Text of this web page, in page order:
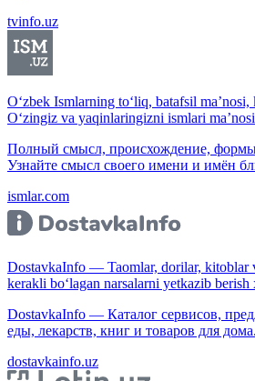
tvinfo.uz
O‘zbek Ismlarning to‘liq, batafsil
O‘zingiz va yaqinlaringizni ismlari
Полный смысл, происхождение, формы
Узнайте смысл своего имени и имён
ismlar.com
DostavkaInfo — Taomlar, dorilar, kitoblar
kerakli bo‘lagan narsalarni yetkazib
DostavkaInfo — Каталог сервисов,
еды, лекарств, книг и товаров для дома.
dostavkainfo.uz